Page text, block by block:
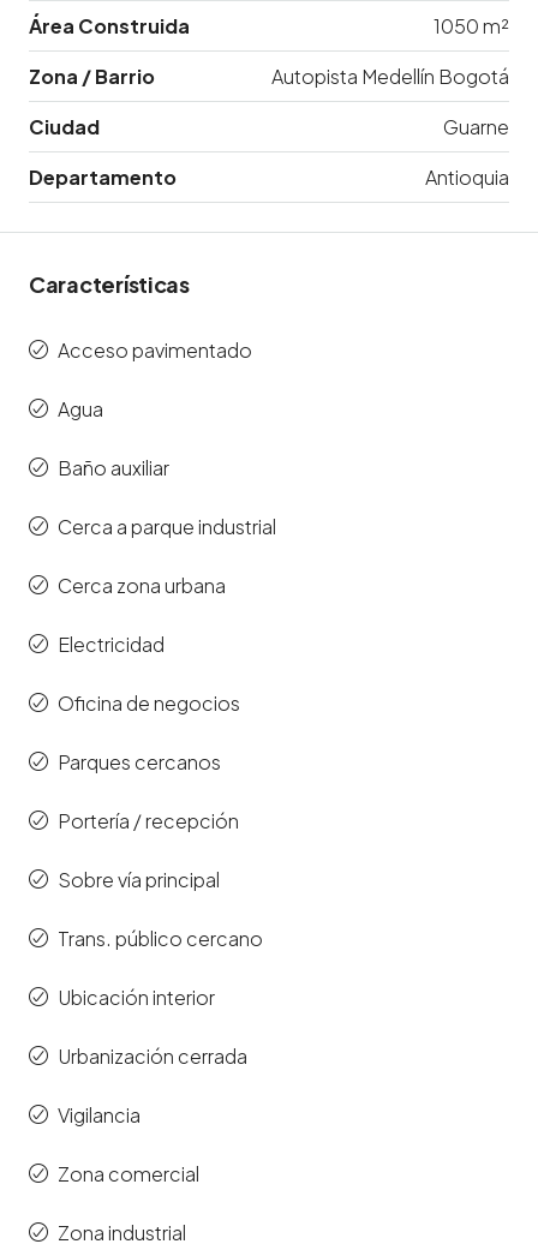
Área Construida
1050 m²
Zona / Barrio
Autopista Medellín Bogotá
Ciudad
Guarne
Departamento
Antioquia
Características
Acceso pavimentado
Agua
Baño auxiliar
Cerca a parque industrial
Cerca zona urbana
Electricidad
Oficina de negocios
Parques cercanos
Portería / recepción
Sobre vía principal
Trans. público cercano
Ubicación interior
Urbanización cerrada
Vigilancia
Zona comercial
Zona industrial